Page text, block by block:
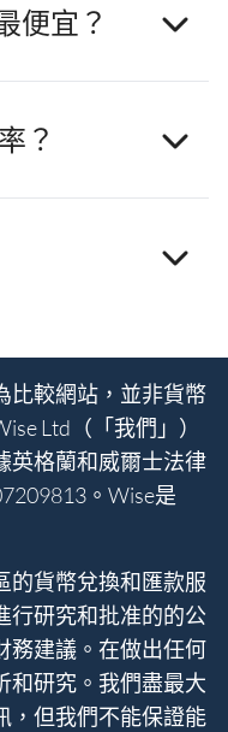
便宜？
？
比較網站，並非貨幣
Ltd（「我們」）
英格蘭和威爾士法律
。Wise是
的貨幣兌換和匯款服
行研究和批准的的公
務建議。在做出任何
和研究。我們盡最大
，但我們不能保證能